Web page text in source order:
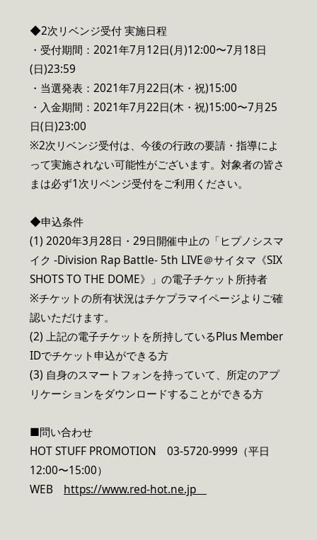
◆2次リベンジ受付 実施日程
・受付期間：2021年7月12日(月)12:00〜7月18日
(日)23:59
・当選発表：2021年7月22日(木・祝)15:00
・入金期間：2021年7月22日(木・祝)15:00〜7月25
日(日)23:00
※2次リベンジ受付は、今後の行政の要請・指導によ
って実施されない可能性がございます。対象者の皆さ
まは必ず1次リベンジ受付をご利用ください。
◆申込条件
(1) 2020年3月28日・29日開催中止の「ヒプノシスマ
イク -Division Rap Battle- 5th LIVE＠サイタマ《SIX
SHOTS TO THE DOME》」の電子チケット所持者
※チケットの所有状況はチケプラマイページよりご確
認いただけます。
(2) 上記の電子チケットを所持しているPlus Member
IDでチケット申込ができる方
(3) 自身のスマートフォンを持っていて、所定のアプ
リケーションをダウンロードすることができる方
■問い合わせ
HOT STUFF PROMOTION 03-5720-9999（平日
12:00〜15:00）
WEB https://www.red-hot.ne.jp